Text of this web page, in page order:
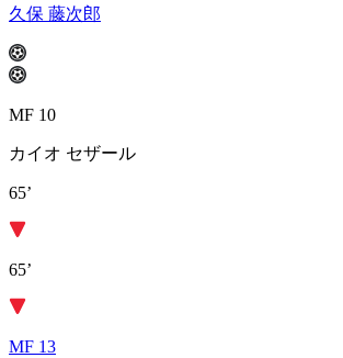
久保 藤次郎
MF 10
カイオ セザール
65’
65’
MF 13